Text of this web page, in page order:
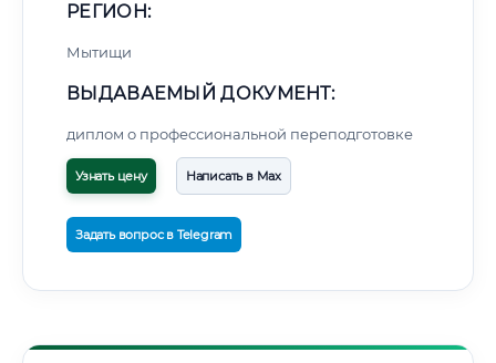
РЕГИОН:
Мытищи
ВЫДАВАЕМЫЙ ДОКУМЕНТ:
диплом о профессиональной переподготовке
Узнать цену Написать в Max
Задать вопрос в Telegram